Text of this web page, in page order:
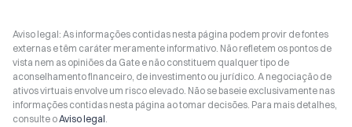
Aviso legal: As informações contidas nesta página podem provir de fontes
externas e têm caráter meramente informativo. Não refletem os pontos de
vista nem as opiniões da Gate e não constituem qualquer tipo de
aconselhamento financeiro, de investimento ou jurídico. A negociação de
ativos virtuais envolve um risco elevado. Não se baseie exclusivamente nas
informações contidas nesta página ao tomar decisões. Para mais detalhes,
consulte oAviso legal.